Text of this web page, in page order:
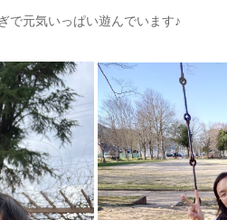
で元気いっぱい遊んでいます♪